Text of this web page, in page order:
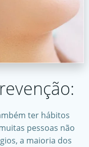
ter hábitos
pessoas não
a maioria dos